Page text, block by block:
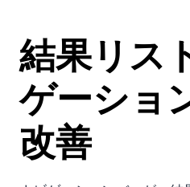
結果リス
ゲーショ
改善